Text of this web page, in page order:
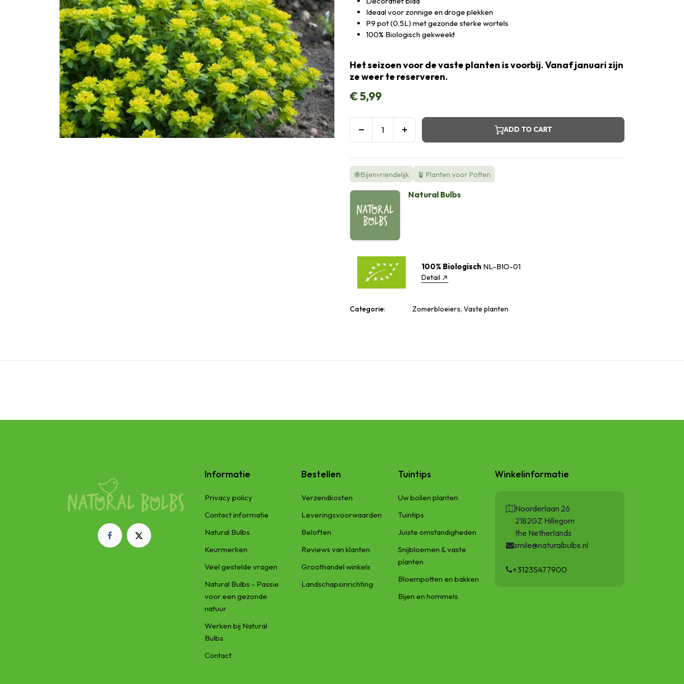
Ideaal voor zonnige en droge plekken
P9 pot (0,5L) met gezonde sterke wortels
100% Biologisch gekweekt
Het seizoen voor de vaste planten is voorbij. Vanaf januari zijn
ze weer te reserveren.
€5,99
ADD TO CART
🐝Bijenvriendelijk 🪴 Planten voor Potten
Natural Bulbs
100% Biologisch NL-BIO-01
Detail
Categorie: Zomerbloeiers, Vaste planten
Informatie
Privacy policy
Contact informatie
Natural Bulbs
Keurmerken
Veel gestelde vragen
Natural Bulbs - Passie
voor een gezonde
natuur
Werken bij Natural
Bulbs
Contact
Bestellen
Verzendkosten
Leveringsvoorwaarden
Beloften
Reviews van klanten
Groothandel winkels
Landschapsinrichting
Tuintips
Uw bollen planten
Tuintips
Juiste omstandigheden
Snijbloemen & vaste
planten
Bloempotten en bakken
Bijen en hommels
Winkelinformatie
Noorderlaan 26
2182GZ Hillegom
the Netherlands
smile@naturalbulbs.nl
+31235477900